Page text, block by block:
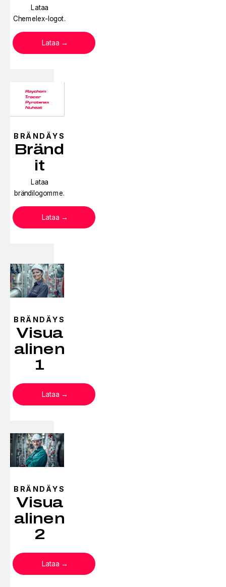
Lataa
Chemelex-logot.
Lataa
BRÄNDÄYS
Bränd
it
Lataa
brändilogomme.
Lataa
BRÄNDÄYS
Visua
alinen
1
Lataa
BRÄNDÄYS
Visua
alinen
2
Lataa